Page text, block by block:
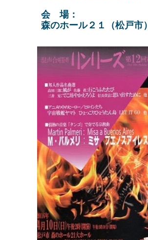
会 場：
森のホール２１（松戸市）